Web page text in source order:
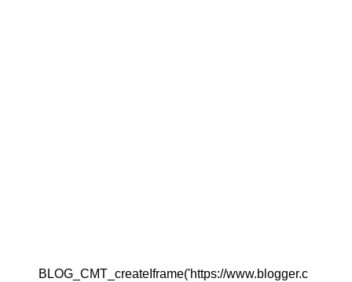
BLOG_CMT_createIframe('https://www.blogger.c